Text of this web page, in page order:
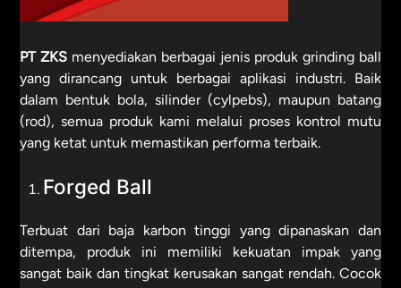
PT ZKS menyediakan berbagai jenis produk grinding ball
yang dirancang untuk berbagai aplikasi industri. Baik
dalam bentuk bola, silinder (cylpebs), maupun batang
(rod), semua produk kami melalui proses kontrol mutu
yang ketat untuk memastikan performa terbaik.
Forged Ball
Terbuat dari baja karbon tinggi yang dipanaskan dan
ditempa, produk ini memiliki kekuatan impak yang
sangat baik dan tingkat kerusakan sangat rendah. Cocok